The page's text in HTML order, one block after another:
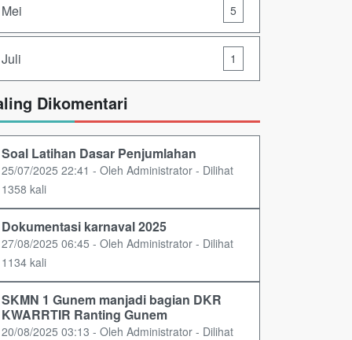
Mei 5
Juli 1
Dikomentari
Soal Latihan Dasar Penjumlahan
25/07/2025 22:41 - Oleh Administrator - Dilihat
1358 kali
Dokumentasi karnaval 2025
27/08/2025 06:45 - Oleh Administrator - Dilihat
1134 kali
SKMN 1 Gunem manjadi bagian DKR
KWARRTIR Ranting Gunem
20/08/2025 03:13 - Oleh Administrator - Dilihat